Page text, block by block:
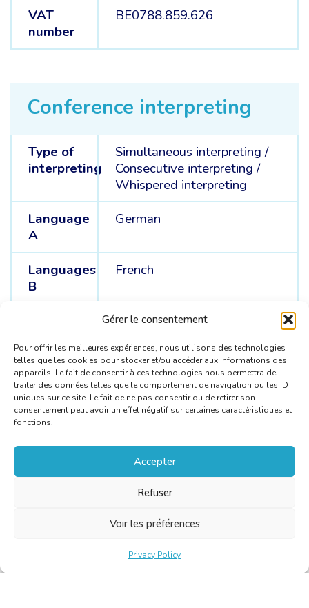
Gérer le consentement
Pour offrir les meilleures expériences, nous utilisons des technologies
telles que les cookies pour stocker et/ou accéder aux informations des
appareils. Le fait de consentir à ces technologies nous permettra de
traiter des données telles que le comportement de navigation ou les ID
uniques sur ce site. Le fait de ne pas consentir ou de retirer son
consentement peut avoir un effet négatif sur certaines caractéristiques et
fonctions.
Accepter
Refuser
Voir les préférences
Privacy Policy
VAT
number
BE0788.859.626
Conference interpreting
Type of
interpreting
Simultaneous interpreting/
Consecutive interpreting/
Whispered interpreting
Language
A
German
Languages
B
French
English